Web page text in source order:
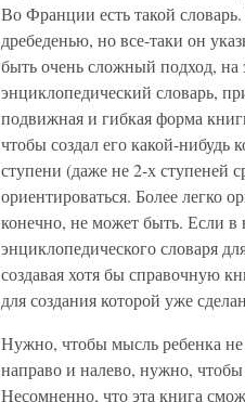
Во Франции есть такой
дребеденью, но все-таки он
быть очень сложный подход, на
энциклопедический словарь,
подвижная и гибкая форма
чтобы создал его какой-
ступени (даже не 2-х ступеней
ориентироваться. Более легко
конечно, не может быть. Если в
энциклопедического словаря
создавая хотя бы справочную
для создания которой уже
Нужно, чтобы мысль ребенка не
направо и налево, нужно,
Несомненно, что эта книга